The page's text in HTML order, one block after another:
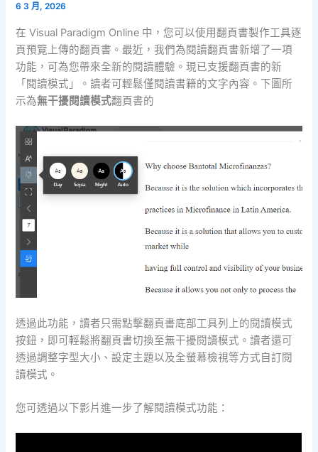
6 3 月, 2026
在 Visual Paradigm Online 中，您可以使用翻頁書製作工具逐
頁預覽上傳的翻頁書。最近，我們為閱讀翻頁書新增了一項
功能，可為您帶來全新的閱讀體驗。現已支援翻頁書的新
「閱讀模式」。讀者可輕鬆僅閱讀書籍的文字內容。下圖所
示為無干擾閱讀模式翻頁書的
透過此功能，讀者只需點擊翻頁書底部工具列上的閱讀模式
按鈕，即可輕鬆將翻頁書切換至無干擾閱讀模式。讀者還可
透過調整字型大小、設定主題以及全螢幕檢視等方式自訂閱
讀模式。
您可透過以下影片進一步了解閱讀模式功能：